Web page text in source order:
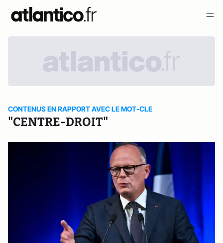
CONTENUS EN RAPPORT AVEC LE MOT-CLE
"CENTRE-DROIT"